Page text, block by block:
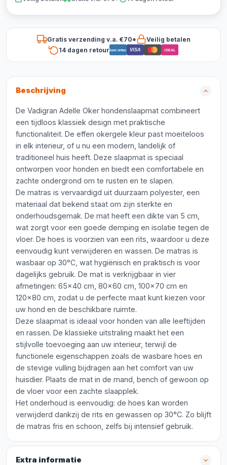
Gratis verzending v.a. €70*
Veilig betalen
14 dagen retourBancontact VISA iDEAL
Beschrijving
De Vadigran Adelle Oker hondenslaapmat combineert
een tijdloos klassiek design met praktische
functionaliteit. De effen okergele kleur past moeiteloos
in elk interieur, of u nu een modern, landelijk of
traditioneel huis heeft. Deze slaapmat is speciaal
ontworpen voor honden en biedt een comfortabele en
zachte ondergrond om te rusten en te slapen.
De matras is vervaardigd uit duurzaam polyester, een
materiaal dat bekend staat om zijn sterkte en
onderhoudsgemak. De mat heeft een dikte van 5 cm,
wat zorgt voor een goede demping en isolatie tegen de
vloer. De hoes is voorzien van een rits, waardoor u deze
eenvoudig kunt verwijderen en wassen. De matras is
wasbaar op 30°C, wat hygiënisch en praktisch is voor
dagelijks gebruik. De mat is verkrijgbaar in vier
afmetingen: 65x40 cm, 80x60 cm, 100x70 cm en
120x80 cm, zodat u de perfecte maat kunt kiezen voor
uw hond en de beschikbare ruimte.
Deze slaapmat is ideaal voor honden van alle leeftijden
en rassen. De klassieke uitstraling maakt het een
stijlvolle toevoeging aan uw interieur, terwijl de
functionele eigenschappen zoals de wasbare hoes en
de stevige vulling bijdragen aan het comfort van uw
huisdier. Plaats de mat in de mand, bench of gewoon op
de vloer voor een zachte slaapplek.
Het onderhoud is eenvoudig: de hoes kan worden
verwijderd dankzij de rits en gewassen op 30°C. Zo blijft
de matras fris en schoon, zelfs bij intensief gebruik.
Extra informatie